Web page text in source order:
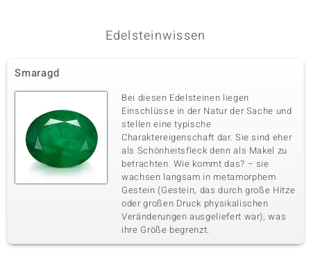
Afrika
Fünfter Edelstein
Edelsteinvarietät Anzahl und Größe
14 à versch. mm
Karatgewicht Summe
0,13 ct
Schliff
Runder Brillantschliff
Fassung
Krappenfassung
Herkunft
Afrika
Edelsteinwissen
Smaragd
Bei diesen Edelsteinen liegen
Einschlüsse in der Natur der Sache und
stellen eine typische
Charaktereigenschaft dar. Sie sind eher
als Schönheitsfleck denn als Makel zu
betrachten. Wie kommt das? – sie
wachsen langsam in metamorphem
Gestein (Gestein, das durch große Hitze
oder großen Druck physikalischen
Veränderungen ausgeliefert war), was
ihre Größe begrenzt.